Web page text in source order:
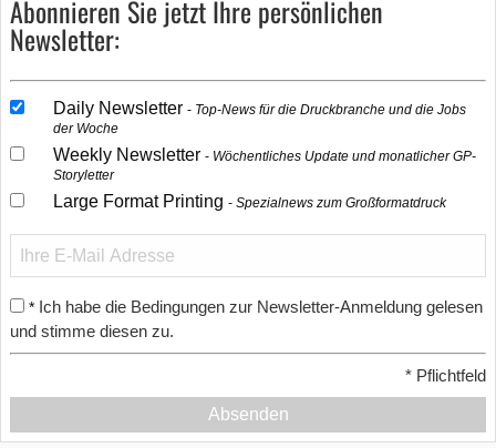
Abonnieren Sie jetzt Ihre persönlichen
Newsletter:
Daily Newsletter
Top-News für die Druckbranche und die Jobs
der Woche
Weekly Newsletter
Wöchentliches Update und monatlicher GP-
Storyletter
Large Format Printing Spezialnews zum Großformatdruck
* Ich habe die Bedingungen zur Newsletter-Anmeldung gelesen
und stimme diesen zu.
* Pflichtfeld
Absenden